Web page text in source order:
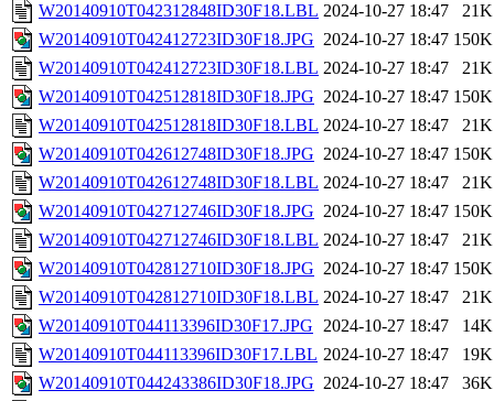
W20140910T042312848ID30F18.LBL 2024-10-27 18:47
21K
W20140910T042412723ID30F18.JPG 2024-10-27 18:47 150K
W20140910T042412723ID30F18.LBL 2024-10-27 18:47
21K
W20140910T042512818ID30F18.JPG 2024-10-27 18:47 150K
W20140910T042512818ID30F18.LBL 2024-10-27 18:47
21K
W20140910T042612748ID30F18.JPG 2024-10-27 18:47 150K
W20140910T042612748ID30F18.LBL 2024-10-27 18:47
21K
W20140910T042712746ID30F18.JPG 2024-10-27 18:47 150K
W20140910T042712746ID30F18.LBL 2024-10-27 18:47
21K
W20140910T042812710ID30F18.JPG 2024-10-27 18:47 150K
W20140910T042812710ID30F18.LBL 2024-10-27 18:47
21K
W20140910T044113396ID30F17.JPG 2024-10-27 18:47
14K
W20140910T044113396ID30F17.LBL 2024-10-27 18:47
19K
W20140910T044243386ID30F18.JPG 2024-10-27 18:47
36K